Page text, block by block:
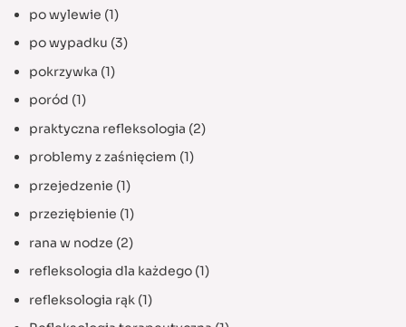
po wylewie (1)
po wypadku (3)
pokrzywka (1)
poród (1)
praktyczna refleksologia (2)
problemy z zaśnięciem (1)
przejedzenie (1)
przeziębienie (1)
rana w nodze (2)
refleksologia dla każdego(1)
refleksologia rąk(1)